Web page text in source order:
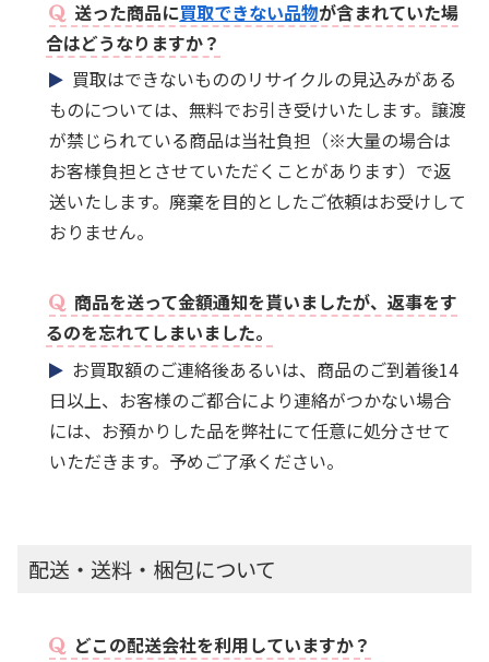
送った商品に買取できない品物が含まれていた場
合はどうなりますか？
買取はできないもののリサイクルの見込みがある
ものについては、無料でお引き受けいたします。譲渡
が禁じられている商品は当社負担（※大量の場合は
お客様負担とさせていただくことがあります）で返
送いたします。廃棄を目的としたご依頼はお受けして
おりません。
商品を送って金額通知を貰いましたが、返事をす
るのを忘れてしまいました。
お買取額のご連絡後あるいは、商品のご到着後14
日以上、お客様のご都合により連絡がつかない場合
には、お預かりした品を弊社にて任意に処分させて
いただきます。予めご了承ください。
配送・送料・梱包について
どこの配送会社を利用していますか？